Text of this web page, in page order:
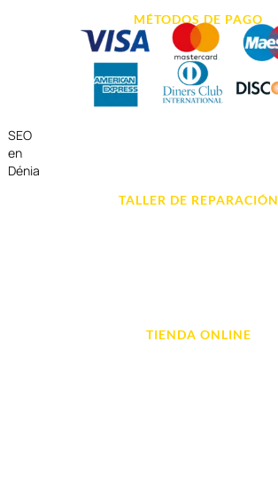
MÉTODOS DE PAGO
SEO
en
Dénia
TALLER DE REPARACIÓN
TIENDA ONLINE